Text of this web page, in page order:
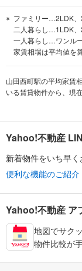
ファミリー…2LDK
二人暮らし…1LDK
一人暮らし…ワンル
家賃相場は平均値を
山田西町駅の平均家賃
いる賃貸物件から、現
Yahoo!不動産
新着物件をいち早く
便利な機能のご紹介
Yahoo!不動産 ア
地図でサク
物件比較が